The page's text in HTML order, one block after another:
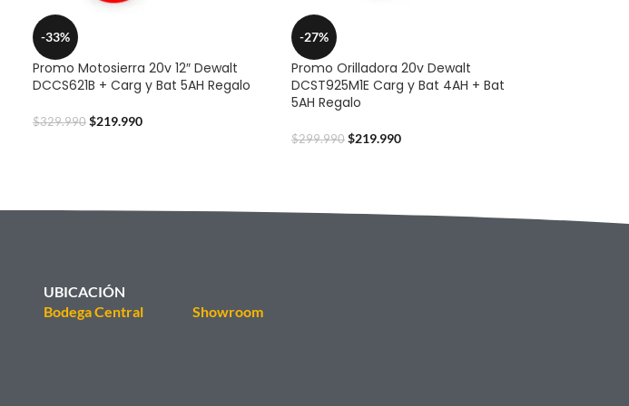
-33%
Promo Motosierra 20v 12″ Dewalt
DCCS621B + Carg y Bat 5AH Regalo
$329.990 $219.990
-27%
Promo Orilladora 20v Dewalt
DCST925M1E Carg y Bat 4AH + Bat
5AH Regalo
$299.990 $219.990
UBICACIÓN
Bodega Central
Showroom